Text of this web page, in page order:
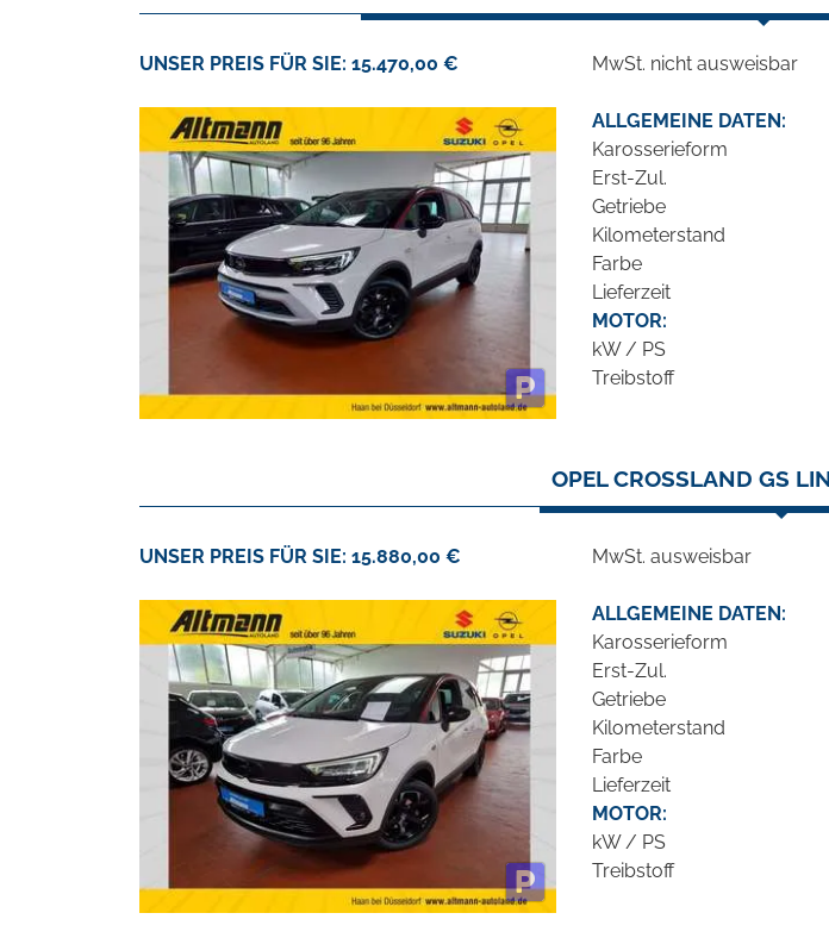
UNSER PREIS FÜR SIE: 15.470,00 € MwSt. nicht ausweisbar
ALLGEMEINE DATEN:
Karosserieform
Erst-Zul.
Getriebe
Kilometerstand
Farbe
Lieferzeit
MOTOR:
kW / PS
Treibstoff
OPEL CROSSLAND GS
UNSER PREIS FÜR SIE: 15.880,00 € MwSt. ausweisbar
ALLGEMEINE DATEN:
Karosserieform
Erst-Zul.
Getriebe
Kilometerstand
Farbe
Lieferzeit
MOTOR:
kW / PS
Treibstoff